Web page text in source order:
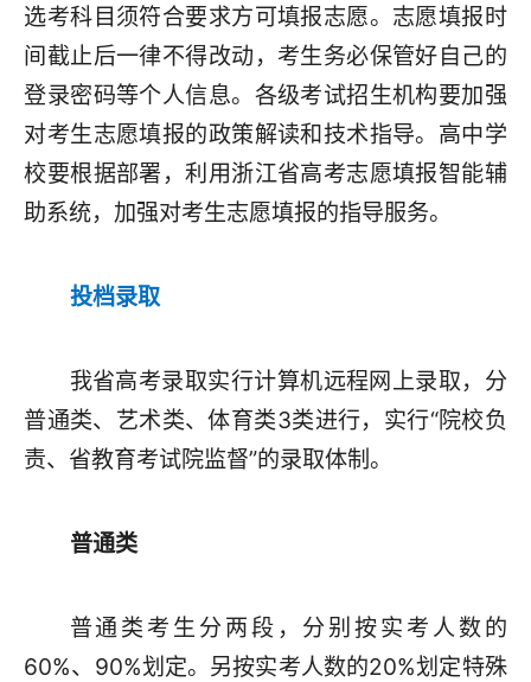
选考科目须符合要求方可填报志愿。志愿填报时
间截止后一律不得改动，考生务必保管好自己的
登录密码等个人信息。各级考试招生机构要加强
对考生志愿填报的政策解读和技术指导。高中学
校要根据部署，利用浙江省高考志愿填报智能辅
助系统，加强对考生志愿填报的指导服务。
投档录取
我省高考录取实行计算机远程网上录取，分
普通类、艺术类、体育类3类进行，实行“院校负
责、省教育考试院监督”的录取体制。
普通类
普通类考生分两段，分别按实考人数的
60%、90%划定。另按实考人数的20%划定特殊